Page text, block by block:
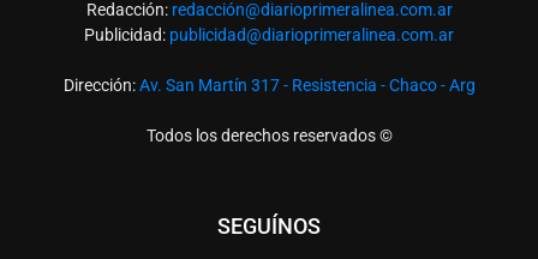
Redacción: redacción@diarioprimeralinea.com.ar
Publicidad: publicidad@diarioprimeralinea.com.ar
Dirección:Av. San Martín 317 - Resistencia - Chaco - Arg
Todos los derechos reservados ©
SEGUÍNOS